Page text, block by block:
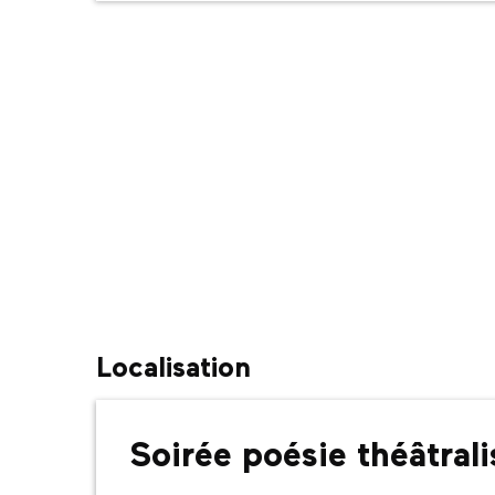
Localisation
Soirée poésie